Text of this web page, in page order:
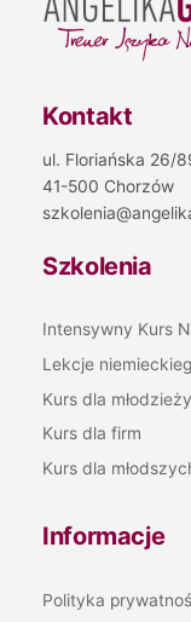
Kontakt
ul. Floriańska 26/
41-500 Chorzów
Szkolenia
Intensywny Kurs
Lekcje
Kurs dla młodzieży
Kurs dla firm
Kurs dla
Informacje
Polityka